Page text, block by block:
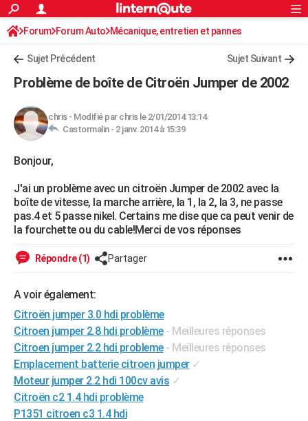
ACTUALITÉS
Politique
Société
Faits Divers
Education
Monde
Villes
+
Retraite
Impôts
Epargne
Immobilier
Risques naturels par ville
Banque
Assurance
Crédit
AUTO
HIGH-TECH
BRICOLAGE
Forum
Aménagement intérieur
Extérieur
Cuisine
Salle de bains
Jardinage
Rangement
WEEK-END
Art de vivre
Bien-être
Loisirs
Mode
Modes de vie
Alimentation
Guide de la santé
Maladies
Médicaments
Sommeil
VOYAGE
Destinations
City break
Voyage nature
Voyage de noces
Forum
Climat
+PHOTO
GUIDES D'ACHAT
BONS PLANS
CARTE DE VOEUX
Rechercher
S'inscrire
Connexion
Forum Forum Auto Mécanique, entretien et pannes
Sujet Précédent Sujet Suivant
Problème de boîte de Citroën Jumper de 2002
chris- Modifié par chris le 2/01/2014 13:14
Castormalin - 2 janv. 2014 à 15:39
Bonjour,
J'ai un problème avec un citroën Jumper de 2002 avec la
boîte de vitesse, la marche arrière, la 1, la 2, la 3, ne passe
pas.4 et 5 passe nikel. Certains me dise que ca peut venir de
la fourchette ou du cable!Merci de vos réponses
Répondre (1) Partager
A voir également:
Citroën jumper 3.0 hdi problème
Citroen jumper 2.8 hdi problème - Meilleures réponses
Citroen jumper 2.2 hdi probleme - Meilleures réponses
Emplacement batterie citroen jumper ✓
Moteur jumper 2.2 hdi 100cv avis ✓
Citroën c2 1.4 hdi problème
P1351 citroen c3 1.4 hdi